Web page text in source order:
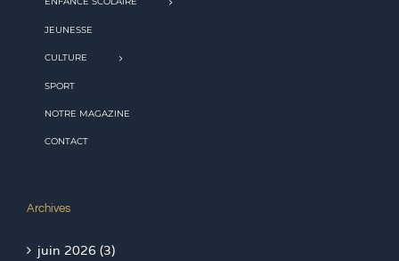
JEUNESSE
CULTURE
SPORT
NOTRE MAGAZINE
CONTACT
Archives
juin 2026 (3)